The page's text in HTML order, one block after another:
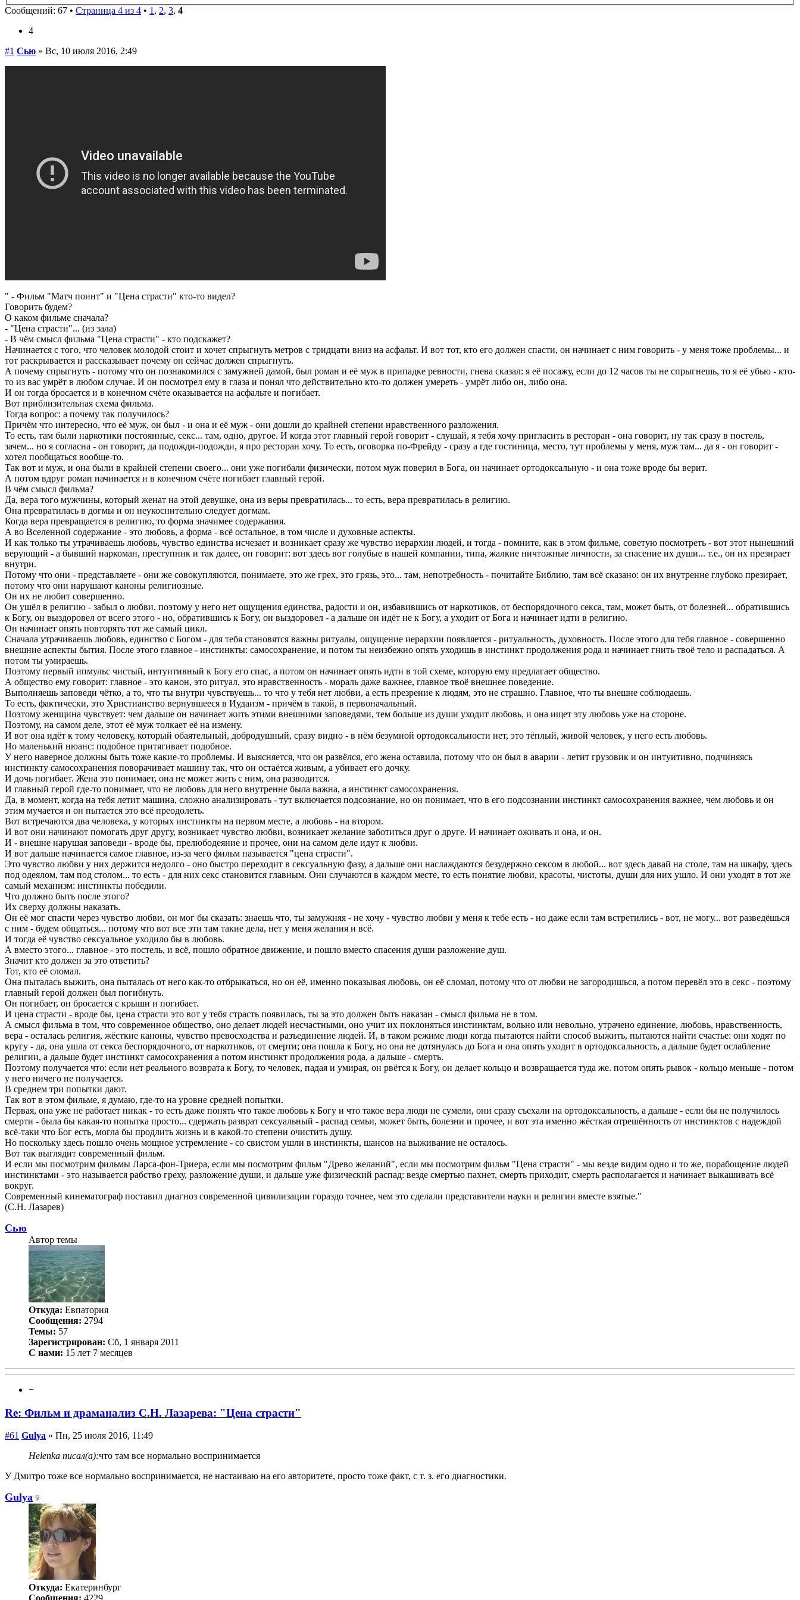
Сообщений: 67 • Страница 4 из 4 • 1 , 2, 3, 4
4
#1 Сью » Вс, 10 июля 2016, 2:49
" - Фильм "Матч поинт" и "Цена страсти" кто-то видел?
Говорить будем?
О каком фильме сначала?
- "Цена страсти"... (из зала)
- В чём смысл фильма "Цена страсти" - кто подскажет?
Начинается с того, что человек молодой стоит и хочет спрыгнуть метров с тридцати вниз на асфальт. И вот тот, кто его должен спасти, он начинает с ним говорить - у меня тоже проблемы... и
тот раскрывается и рассказывает почему он сейчас должен спрыгнуть.
А почему спрыгнуть - потому что он познакомился с замужней дамой, был роман и её муж в припадке ревности, гнева сказал: я её посажу, если до 12 часов ты не спрыгнешь, то я её убью - кто-
то из вас умрёт в любом случае. И он посмотрел ему в глаза и понял что действительно кто-то должен умереть - умрёт либо он, либо она.
И он тогда бросается и в конечном счёте оказывается на асфальте и погибает.
Вот приблизительная схема фильма.
Тогда вопрос: а почему так получилось?
Причём что интересно, что её муж, он был - и она и её муж - они дошли до крайней степени нравственного разложения.
То есть, там были наркотики постоянные, секс... там, одно, другое. И когда этот главный герой говорит - слушай, я тебя хочу пригласить в ресторан - она говорит, ну так сразу в постель,
зачем... но я согласна - он говорит, да подожди-подожди, я про ресторан хочу. То есть, оговорка по-Фрейду - сразу а где гостиница, место, тут проблемы у меня, муж там... да я - он говорит -
хотел пообщаться вообще-то.
Так вот и муж, и она были в крайней степени своего... они уже погибали физически, потом муж поверил в Бога, он начинает ортодоксальную - и она тоже вроде бы верит.
А потом вдруг роман начинается и в конечном счёте погибает главный герой.
В чём смысл фильма?
Да, вера того мужчины, который женат на этой девушке, она из веры превратилась... то есть, вера превратилась в религию.
Она превратилась в догмы и он неукоснительно следует догмам.
Когда вера превращается в религию, то форма значимее содержания.
А во Вселенной содержание - это любовь, а форма - всё остальное, в том числе и духовные аспекты.
И как только ты утрачиваешь любовь, чувство единства исчезает и возникает сразу же чувство иерархии людей, и тогда - помните, как в этом фильме, советую посмотреть - вот этот нынешний
верующий - а бывший наркоман, преступник и так далее, он говорит: вот здесь вот голубые в нашей компании, типа, жалкие ничтожные личности, за спасение их души... т.е., он их презирает
внутри.
Потому что они - представляете - они же совокупляются, понимаете, это же грех, это грязь, это... там, непотребность - почитайте Библию, там всё сказано: он их внутренне глубоко презирает,
потому что они нарушают каноны религиозные.
Он их не любит совершенно.
Он ушёл в религию - забыл о любви, поэтому у него нет ощущения единства, радости и он, избавившись от наркотиков, от беспорядочного секса, там, может быть, от болезней... обратившись
к Богу, он выздоровел от всего этого - но, обратившись к Богу, он выздоровел - а дальше он идёт не к Богу, а уходит от Бога и начинает идти в религию.
Он начинает опять повторять тот же самый цикл.
Сначала утрачиваешь любовь, единство с Богом - для тебя становятся важны ритуалы, ощущение иерархии появляется - ритуальность, духовность. После этого для тебя главное - совершенно
внешние аспекты бытия. После этого главное - инстинкты: самосохранение, и потом ты неизбежно опять уходишь в инстинкт продолжения рода и начинает гнить твоё тело и распадаться. А
потом ты умираешь.
Поэтому первый ипмульс чистый, интуитивный к Богу его спас, а потом он начинает опять идти в той схеме, которую ему предлагает общество.
А общество ему говорит: главное - это канон, это ритуал, это нравственность - мораль даже важнее, главное твоё внешнее поведение.
Выполняешь заповеди чётко, а то, что ты внутри чувствуешь... то что у тебя нет любви, а есть презрение к людям, это не страшно. Главное, что ты внешне соблюдаешь.
То есть, фактически, это Христианство вернувшееся в Иудаизм - причём в такой, в первоначальный.
Поэтому женщина чувствует: чем дальше он начинает жить этими внешними заповедями, тем больше из души уходит любовь, и она ищет эту любовь уже на стороне.
Поэтому, на самом деле, этот её муж толкает её на измену.
И вот она идёт к тому человеку, который обаятельный, добродушный, сразу видно - в нём безумной ортодоксальности нет, это тёплый, живой человек, у него есть любовь.
Но маленький нюанс: подобное притягивает подобное.
У него наверное должны быть тоже какие-то проблемы. И выясняется, что он развёлся, его жена оставила, потому что он был в аварии - летит грузовик и он интуитивно, подчиняясь
инстинкту самосохранения поворачивает машину так, что он остаётся живым, а убивает его дочку.
И дочь погибает. Жена это понимает, она не может жить с ним, она разводится.
И главный герой где-то понимает, что не любовь для него внутренне была важна, а инстинкт самосохранения.
Да, в момент, когда на тебя летит машина, сложно анализировать - тут включается подсознание, но он понимает, что в его подсознании инстинкт самосохранения важнее, чем любовь и он
этим мучается и он пытается это всё преодолеть.
Вот встречаются два человека, у которых инстинкты на первом месте, а любовь - на втором.
И вот они начинают помогать друг другу, возникает чувство любви, возникает желание заботиться друг о друге. И начинает оживать и она, и он.
И - внешне нарушая заповеди - вроде бы, прелюбодеяние и прочее, они на самом деле идут к любви.
И вот дальше начинается самое главное, из-за чего фильм называется "цена страсти".
Это чувство любви у них держится недолго - оно быстро переходит в сексуальную фазу, а дальше они наслаждаются безудержно сексом в любой... вот здесь давай на столе, там на шкафу, здесь
под одеялом, там под столом... то есть - для них секс становится главным. Они случаются в каждом месте, то есть понятие любви, красоты, чистоты, души для них ушло. И они уходят в тот же
самый механизм: инстинкты победили.
Что должно быть после этого?
Их сверху должны наказать.
Он её мог спасти через чувство любви, он мог бы сказать: знаешь что, ты замужняя - не хочу - чувство любви у меня к тебе есть - но даже если там встретились - вот, не могу... вот разведёшься
с ним - будем общаться... потому что вот все эти там такие дела, нет у меня желания и всё.
И тогда её чувство сексуальное уходило бы в любовь.
А вместо этого... главное - это постель, и всё, пошло обратное движение, и пошло вместо спасения души разложение душ.
Значит кто должен за это ответить?
Тот, кто её сломал.
Она пыталась выжить, она пыталась от него как-то отбрыкаться, но он её, именно показывая любовь, он её сломал, потому что от любви не загородишься, а потом перевёл это в секс - поэтому
главный герой должен был погибнуть.
Он погибает, он бросается с крыши и погибает.
И цена страсти - вроде бы, цена страсти это вот у тебя страсть появилась, ты за это должен быть наказан - смысл фильма не в том.
А смысл фильма в том, что современное общество, оно делает людей несчастными, оно учит их поклоняться инстинктам, вольно или невольно, утрачено единение, любовь, нравственность,
вера - осталась религия, жёсткие каноны, чувство превосходства и разъединение людей. И, в таком режиме люди когда пытаются найти способ выжить, пытаются найти счастье: они ходят по
кругу - да, она ушла от секса беспорядочного, от наркотиков, от смерти; она пошла к Богу, но она не дотянулась до Бога и она опять уходит в ортодоксальность, а дальше будет ослабление
религии, а дальше будет инстинкт самосохранения а потом инстинкт продолжения рода, а дальше - смерть.
Поэтому получается что: если нет реального возврата к Богу, то человек, падая и умирая, он рвётся к Богу, он делает кольцо и возвращается туда же. потом опять рывок - кольцо меньше - потом
у него ничего не получается.
В среднем три попытки дают.
Так вот в этом фильме, я думаю, где-то на уровне средней попытки.
Первая, она уже не работает никак - то есть даже понять что такое любовь к Богу и что такое вера люди не сумели, они сразу съехали на ортодоксальность, а дальше - если бы не получилось
смерти - была бы какая-то попытка просто... сдержать разврат сексуальный - распад семьи, может быть, болезни и прочее, и вот эта именно жёсткая отрешённость от инстинктов с надеждой
всё-таки что Бог есть, могла бы продлить жизнь и в какой-то степени очистить душу.
Но поскольку здесь пошло очень мощное устремление - со свистом ушли в инстинкты, шансов на выживание не осталось.
Вот так выглядит современный фильм.
И если мы посмотрим фильмы Ларса-фон-Триера, если мы посмотрим фильм "Древо желаний", если мы посмотрим фильм "Цена страсти" - мы везде видим одно и то же, порабощение людей
инстинктами - это называется рабство греху, разложение души, и дальше уже физический распад: везде смертью пахнет, смерть приходит, смерть располагается и начинает выкашивать всё
вокруг.
Современный кинематограф поставил диагноз современной цивилизации гораздо точнее, чем это сделали представители науки и религии вместе взятые."
(С.Н. Лазарев)
Сью
Автор темы
Откуда: Евпатория
Сообщения: 2794
Темы: 57
Зарегистрирован: Сб, 1 января 2011
С нами: 15 лет 7 месяцев
−
Re: Фильм и драманализ С.Н. Лазарева: "Цена страсти"
#61 Gulya » Пн, 25 июля 2016, 11:49
Helenka писал(а):что там все нормально воспринимается
У Дмитро тоже все нормально воспринимается, не настаиваю на его авторитете, просто тоже факт, с т. з. его диагностики.
Gulya
Откуда: Екатеринбург